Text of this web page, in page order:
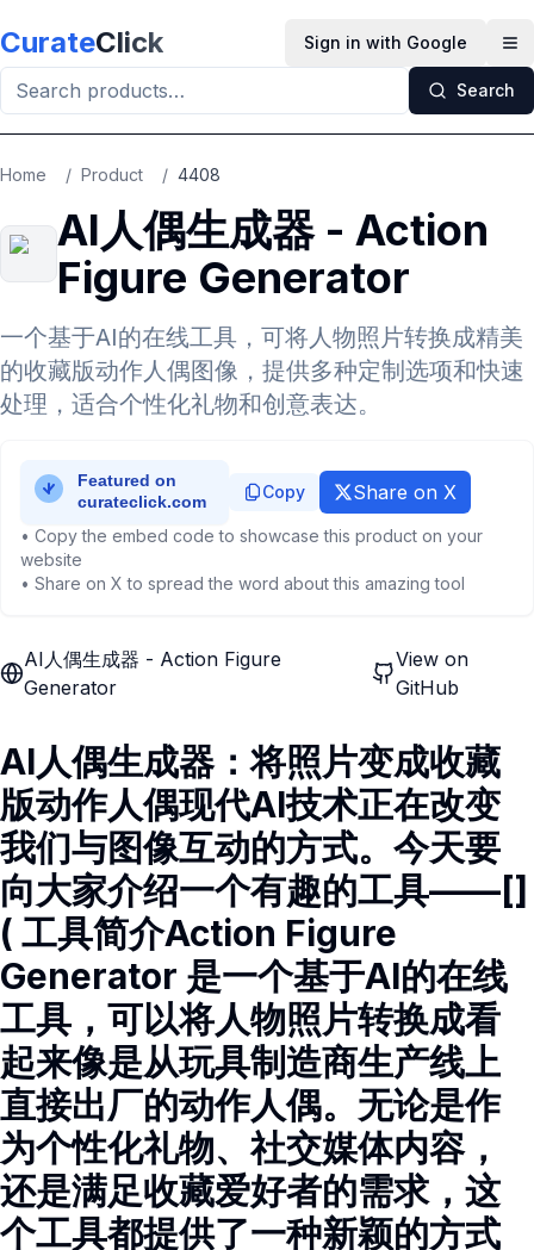
CurateClick Sign in with Google
Search
Home / Product / 4408
AI人偶生成器 - Action
Figure Generator
一个基于AI的在线工具，可将人物照片转换成精美
的收藏版动作人偶图像，提供多种定制选项和快速
处理，适合个性化礼物和创意表达。
Copy Share on X
• Copy the embed code to showcase this product on your
website
• Share on X to spread the word about this amazing tool
AI人偶生成器 - Action Figure
Generator
View on
GitHub
AI人偶生成器：将照片变成收藏
版动作人偶现代AI技术正在改变
我们与图像互动的方式。今天要
向大家介绍一个有趣的工具——[]
( 工具简介Action Figure
Generator 是一个基于AI的在线
工具，可以将人物照片转换成看
起来像是从玩具制造商生产线上
直接出厂的动作人偶。无论是作
为个性化礼物、社交媒体内容，
还是满足收藏爱好者的需求，这
个工具都提供了一种新颖的方式